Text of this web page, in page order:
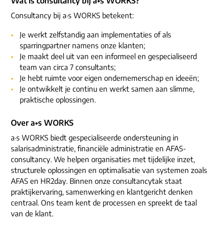
Consultancy bij a·s WORKS betekent:
Je werkt zelfstandig aan implementaties of als
sparringpartner namens onze klanten;
Je maakt deel uit van een informeel en gespecialiseerd
team van circa 7 consultants;
Je hebt ruimte voor eigen ondernemerschap en ideeën;
Je ontwikkelt je continu en werkt samen aan slimme,
praktische oplossingen.
Over a•s WORKS
a·s WORKS biedt gespecialiseerde ondersteuning in
salarisadministratie, financiële administratie en AFAS-
consultancy. We helpen organisaties met tijdelijke inzet,
structurele oplossingen en optimalisatie van systemen zoals
AFAS en HR2day. Binnen onze consultancytak staat
praktijkervaring, samenwerking en klantgericht denken
centraal. Ons team kent de processen en spreekt de taal
van de klant.